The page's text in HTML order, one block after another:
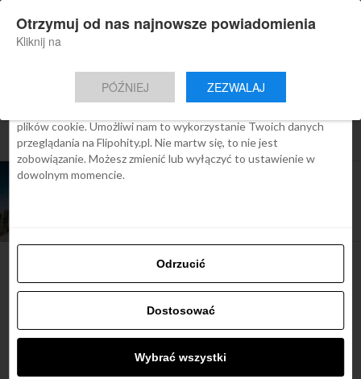
Nowa aplikacja Flipohity
Aktualne wiadomości, artykuły, TOP
Instalacja
All posts tagged "bezpieczne kraje"
ARTYKUŁY
Najbardziej popularne
Śladami Harry’ego Pottera:
Zgoda Szczegóły O cookies
Ta strona używa plików cookies
We Flipo robimy wszystko, aby pokazać Ci tylko te treści, które
plików cookie. Umożliwi nam to wykorzystanie Twoich danych
przeglądania na Flipohity.pl. Nie martw się, to nie jest
zobowiązanie. Możesz zmienić lub wyłączyć to ustawienie w
dowolnym momencie.
Odrzucić
Dostosować
Wybrać wszystki
Otrzymuj od nas najnowsze powiadomienia
Kliknij na
PÓŹNIEJ ZEZWALAJ